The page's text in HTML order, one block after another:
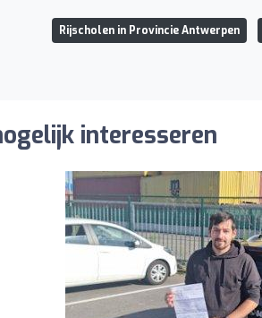
Rijscholen in Provincie Antwerpen
interesseren